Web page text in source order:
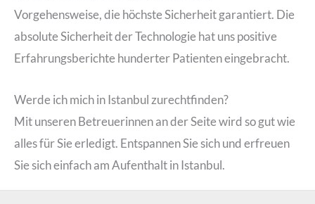
Vorgehensweise, die höchste Sicherheit garantiert. Die
absolute Sicherheit der Technologie hat uns positive
Erfahrungsberichte hunderter Patienten eingebracht.
Werde ich mich in Istanbul zurechtfinden?
Mit unseren Betreuerinnen an der Seite wird so gut wie
alles für Sie erledigt. Entspannen Sie sich und erfreuen
Sie sich einfach am Aufenthalt in Istanbul.